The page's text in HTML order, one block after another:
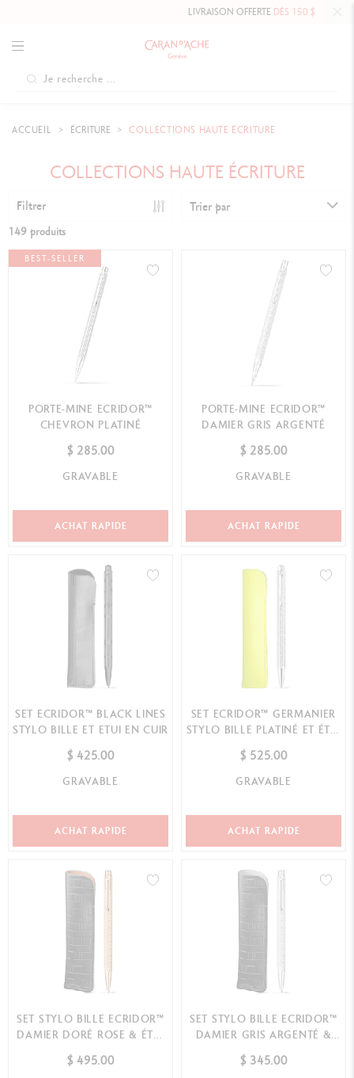
LIVRAISON OFFERTEDÈS 150 $
ACCUEIL ÉCRITURE COLLECTIONS HAUTE ÉCRITURE
COLLECTIONS HAUTE ÉCRITURE
Filtrer Trier par
149 produits
BEST-SELLER
PORTE-MINE ECRIDOR™
CHEVRON PLATINÉ
$ 285.00
GRAVABLE
ACHAT RAPIDE
PORTE-MINE ECRIDOR™
DAMIER GRIS ARGENTÉ
$ 285.00
GRAVABLE
ACHAT RAPIDE
SET ECRIDOR™ BLACK LINES
STYLO BILLE ET ETUI EN CUIR
$ 425.00
GRAVABLE
ACHAT RAPIDE
SET ECRIDOR™ GERMANIER
STYLO BILLE PLATINÉ ET ÉTUI
EN CUIR –...
$ 525.00
GRAVABLE
ACHAT RAPIDE
SET STYLO BILLE ECRIDOR™
DAMIER DORÉ ROSE & ÉTUI
EN CUIR NOI...
$ 495.00
SET STYLO BILLE ECRIDOR™
DAMIER GRIS ARGENTÉ &
ÉTUI EN CUIR ...
$ 345.00